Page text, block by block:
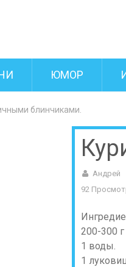
ЮМОР
блинчиками.
Андрей
92
200-300
1 воды.
1